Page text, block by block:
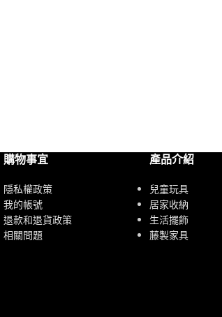
購物事宜
隱私權政策
我的帳號
退款和退貨政策
相關問題
產品介紹
兒童玩具
居家收納
生活擺飾
藤製家具